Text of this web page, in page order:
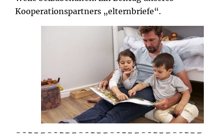
Kooperationspartners „elternbriefe“.